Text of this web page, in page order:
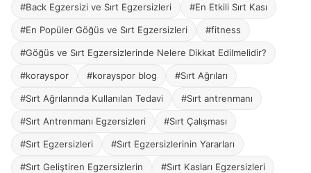
#Back Egzersizi ve Sırt Egzersizleri #En Etkili Sırt Kası
#En Popüler Göğüs ve Sırt Egzersizleri #fitness
#Göğüs ve Sırt Egzersizlerinde Nelere Dikkat Edilmelidir?
#korayspor #korayspor blog #Sırt Ağrıları
#Sırt Ağrılarında Kullanılan Tedavi #Sırt antrenmanı
#Sırt Antrenmanı Egzersizleri #Sırt Çalışması
#Sırt Egzersizleri #Sırt Egzersizlerinin Yararları
#Sırt Geliştiren Egzersizlerin #Sırt Kasları Egzersizleri